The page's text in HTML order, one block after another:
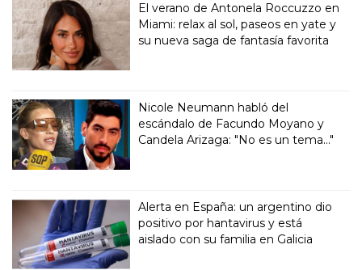
El verano de Antonela Roccuzzo en
Miami: relax al sol, paseos en yate y
su nueva saga de fantasía favorita
Nicole Neumann habló del
escándalo de Facundo Moyano y
Candela Arizaga: "No es un tema..."
Alerta en España: un argentino dio
positivo por hantavirus y está
aislado con su familia en Galicia